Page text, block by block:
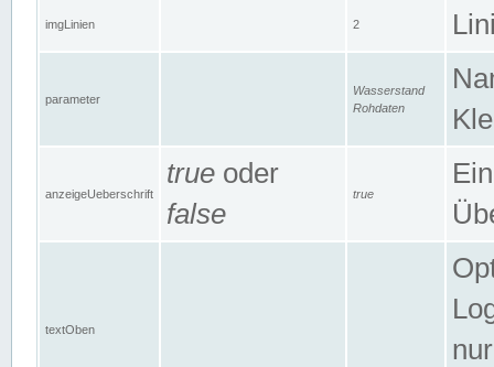
imgLinien 2
parameter
Wasserstand
Rohdaten
anzeigeUeberschrift
true oder
false
true
textOben